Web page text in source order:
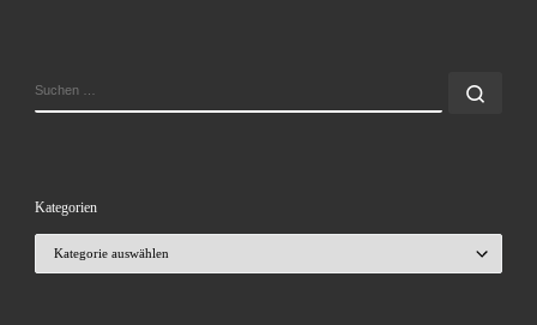
Kategorien